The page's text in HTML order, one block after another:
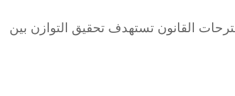
القانون تستهدف تحقيق التوازن بين